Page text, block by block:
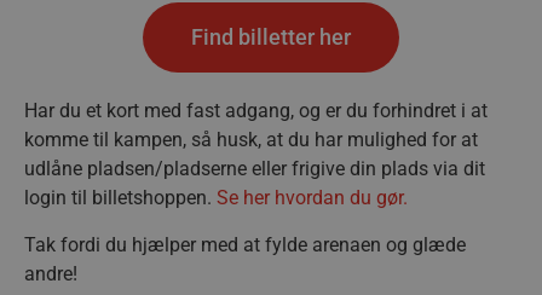
Find billetter her
Har du et kort med fast adgang, og er du forhindret i at
komme til kampen, så husk, at du har mulighed for at
udlåne pladsen/pladserne eller frigive din plads via dit
login til billetshoppen. Se her hvordan du gør.
Tak fordi du hjælper med at fylde arenaen og glæde
andre!